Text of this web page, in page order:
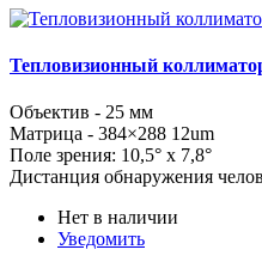
Тепловизионный
Объектив - 25 мм
Матрица - 384×288 12um
Поле зрения: 10,5° x 7,8°
Дистанция обнаружения
Нет в наличии
Уведомить